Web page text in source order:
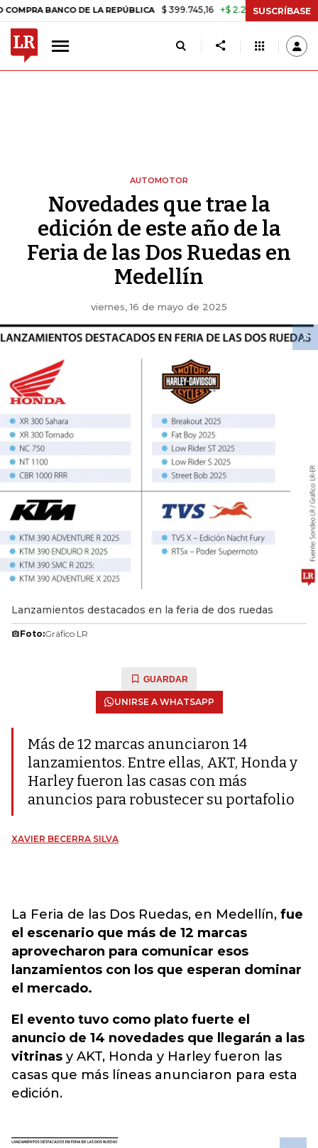
DE LA REPÚBLICA $ 399.745,16 +$ 2.295,71 +0,58% TASA DE
SUSCRÍBASE
AUTOMOTOR
Novedades que trae la
edición de este año de la
Feria de las Dos Ruedas en
Medellín
viernes, 16 de mayo de 2025
Lanzamientos destacados en la feria de dos ruedas
Foto:Gráfico LR
GUARDAR
UNIRSE A WHATSAPP
Más de 12 marcas anunciaron 14
lanzamientos. Entre ellas, AKT, Honda y
Harley fueron las casas con más
anuncios para robustecer su portafolio
XAVIER BECERRA SILVA
La Feria de las Dos Ruedas, en Medellín, fue
el escenario que más de 12 marcas
aprovecharon para comunicar esos
lanzamientos con los que esperan dominar
el mercado.
El evento tuvo como plato fuerte el
anuncio de 14 novedades que llegarán a las
vitrinas y AKT, Honda y Harley fueron las
casas que más líneas anunciaron para esta
edición.